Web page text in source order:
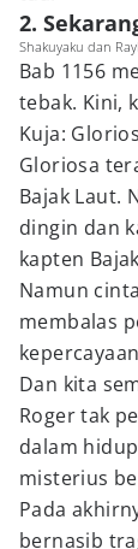
2.
Shakuyaku dan
Bab 1156
tebak. Kini,
Kuja:
Gloriosa
Bajak Laut.
dingin dan
kapten
Namun
membalas
Dan kita
Roger tak
dalam
misterius
Pada
bernasib